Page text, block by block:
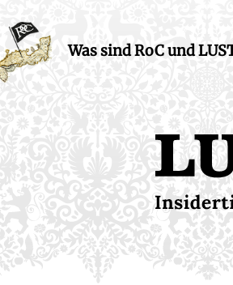
Was sind RoC und